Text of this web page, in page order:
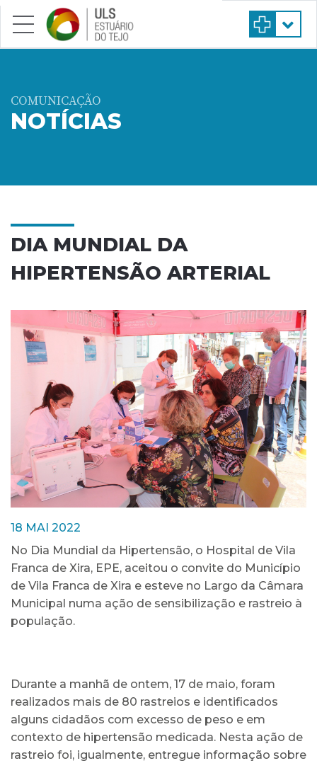
Saltar para conteúdo principal
COMUNICAÇÃO
NOTÍCIAS
DIA MUNDIAL DA
HIPERTENSÃO ARTERIAL
18 MAI 2022
No Dia Mundial da Hipertensão, o Hospital de Vila
Franca de Xira, EPE, aceitou o convite do Município
de Vila Franca de Xira e esteve no Largo da Câmara
Municipal numa ação de sensibilização e rastreio à
população.
Durante a manhã de ontem, 17 de maio, foram
realizados mais de 80 rastreios e identificados
alguns cidadãos com excesso de peso e em
contexto de hipertensão medicada. Nesta ação de
rastreio foi, igualmente, entregue informação sobre